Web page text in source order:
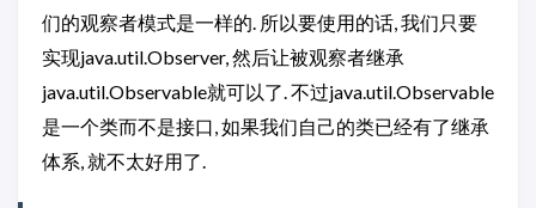
们的观察者模式是一样的. 所以要使用的话, 我们只要
实现java.util.Observer, 然后让被观察者继承
java.util.Observable就可以了. 不过java.util.Observable
是一个类而不是接口, 如果我们自己的类已经有了继承
体系, 就不太好用了.